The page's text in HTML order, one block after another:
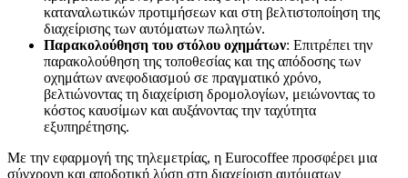
καταναλωτικών προτιμήσεων και στη βελτιστοποίηση της
διαχείρισης των αυτόματων πωλητών.
Παρακολούθηση του στόλου οχημάτων: Επιτρέπει την
παρακολούθηση της τοποθεσίας και της απόδοσης των
οχημάτων ανεφοδιασμού σε πραγματικό χρόνο,
βελτιώνοντας τη διαχείριση δρομολογίων, μειώνοντας το
κόστος καυσίμων και αυξάνοντας την ταχύτητα
εξυπηρέτησης.
Με την εφαρμογή της τηλεμετρίας, η Eurocoffee προσφέρει μια
σύγχρονη και αποδοτική λύση στη διαχείριση αυτόματων